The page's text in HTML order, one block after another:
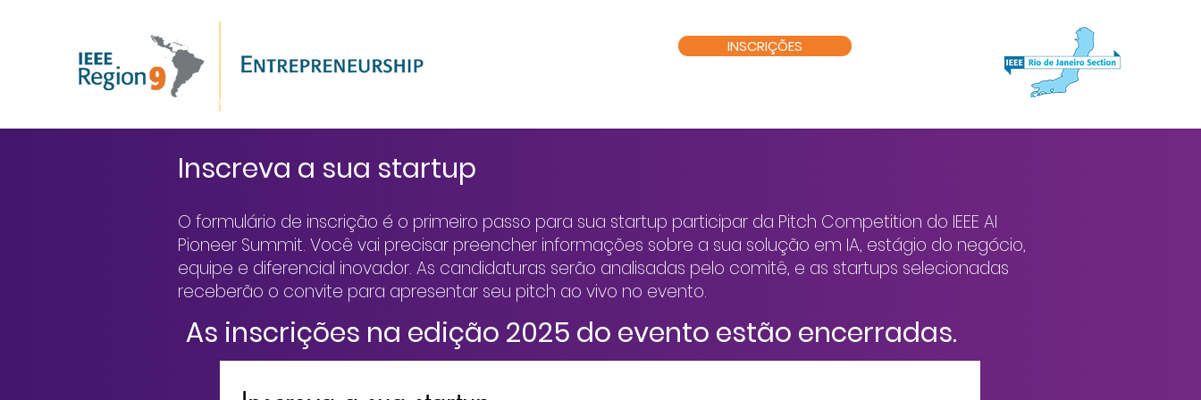
INSCRIÇÕES
Home
Inscreva a sua startup
O formulário de inscrição é o primeiro passo para sua startup participar da Pitch Competition do IEEE AI
Pioneer Summit. Você vai precisar preencher informações sobre a sua solução em IA, estágio do negócio,
equipe e diferencial inovador. As candidaturas serão analisadas pelo comitê, e as startups selecionadas
receberão o convite para apresentar seu pitch ao vivo no evento.
As inscrições na edição 2025 do evento estão encerradas.